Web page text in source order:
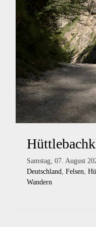
Samstag, 07. August
Deutschland, Felsen,
Wandern